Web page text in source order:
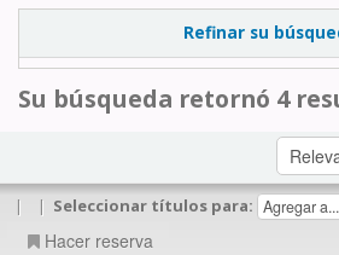
Refinar su
Su búsqueda retornó 4
| | Seleccionar títulos para:
Hacer reserva